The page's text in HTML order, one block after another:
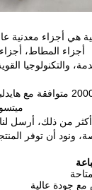
هي أجزاء معدنية
أجزاء المطاط، أجزاء
والتكنولوجيا
نماذج 2000 متوافقة
من ذلك، أرسل
ونود أن توفر